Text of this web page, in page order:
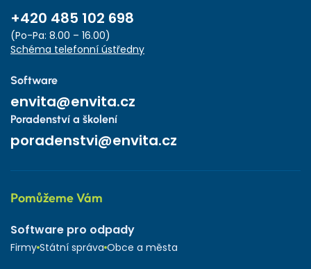
+420 485 102 698
(Po-Pa: 8.00 – 16.00)
Schéma telefonní ústředny
Software
envita@envita.cz
Poradenství a školení
poradenstvi@envita.cz
Pomůžeme Vám
Software pro odpady
Firmy Státní správa Obce a města